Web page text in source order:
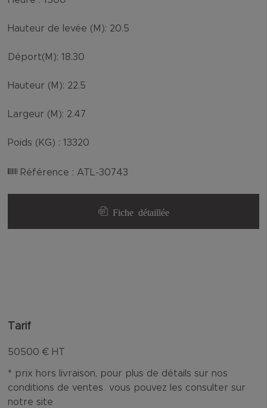
Hauteur de levée (M): 20.5
Déport(M): 18.30
Hauteur (M): 22.5
Largeur (M): 2.47
Poids (KG) : 13320
Référence : ATL-30743
Fiche détaillée
Tarif
50500€ HT
* prix hors livraison, pour plus de détails sur nos
conditions de ventes vous pouvez les consulter sur
notre site